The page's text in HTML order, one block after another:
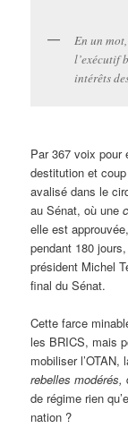
En un
l’exécutif
intérêts
Par 367 voix
destitution et
avalisé dans le
au Sénat, où une
elle est
pendant 180
président Michel
final du Sénat.
Cette farce
les BRICS, mais
mobiliser l’OTAN,
rebelles modérés,
de régime rien
nation ?